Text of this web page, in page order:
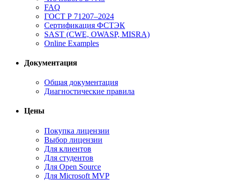
FAQ
ГОСТ Р 71207–2024
Сертификация ФСТЭК
SAST (CWE, OWASP, MISRA)
Online Examples
Документация
Общая документация
Диагностические правила
Цены
Покупка лицензии
Выбор лицензии
Для клиентов
Для студентов
Для Open Source
Для Microsoft MVP